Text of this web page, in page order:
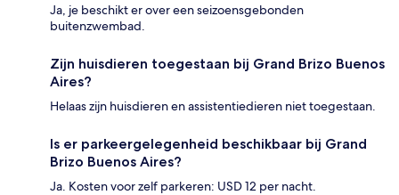
Ja, je beschikt er over een seizoensgebonden
buitenzwembad.
Zijn huisdieren toegestaan bij Grand Brizo Buenos
Aires?
Helaas zijn huisdieren en assistentiedieren niet toegestaan.
Is er parkeergelegenheid beschikbaar bij Grand
Brizo Buenos Aires?
Ja. Kosten voor zelf parkeren: USD 12 per nacht.